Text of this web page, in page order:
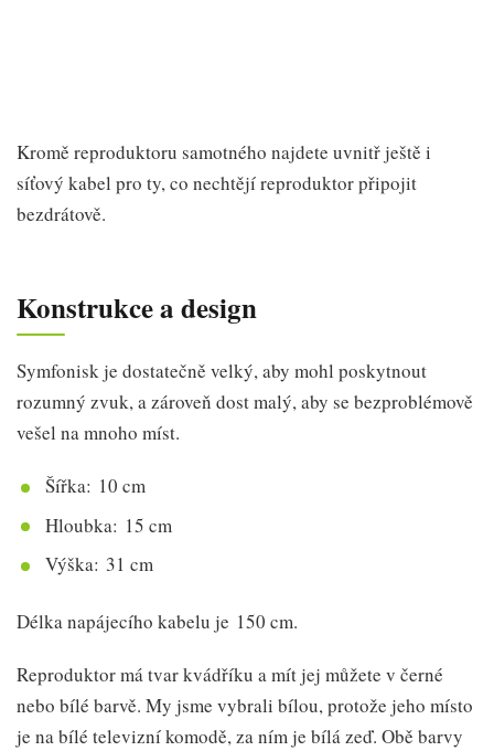
Kromě reproduktoru samotného najdete uvnitř ještě i
síťový kabel pro ty, co nechtějí reproduktor připojit
bezdrátově.
Konstrukce a design
Symfonisk je dostatečně velký, aby mohl poskytnout
rozumný zvuk, a zároveň dost malý, aby se bezproblémově
vešel na mnoho míst.
Šířka: 10 cm
Hloubka: 15 cm
Výška: 31 cm
Délka napájecího kabelu je 150 cm.
Reproduktor má tvar kvádříku a mít jej můžete v černé
nebo bílé barvě. My jsme vybrali bílou, protože jeho místo
je na bílé televizní komodě, za ním je bílá zeď. Obě barvy